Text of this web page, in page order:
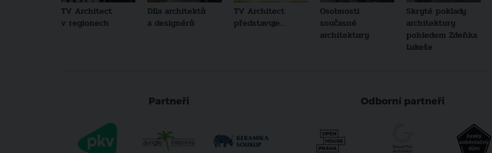
TV Architect
v regionech
Díla architektů
a designérů
TV Architect
představuje...
Osobnosti
současné
architektury
Skryté poklady
architektury
pohledem Zdeňka
Lukeše
Partneři Odborní partneři